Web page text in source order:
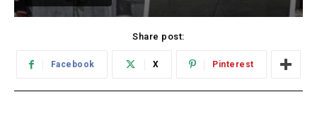
Share post:
Facebook X Pinterest